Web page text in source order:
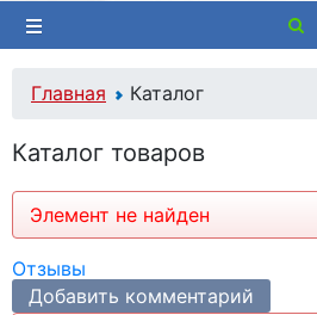
Главная Каталог
Каталог товаров
Элемент не найден
Отзывы
Добавить комментарий